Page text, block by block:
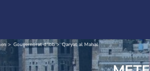
Gouvernorat d'Ibb Qaryat al Mahal